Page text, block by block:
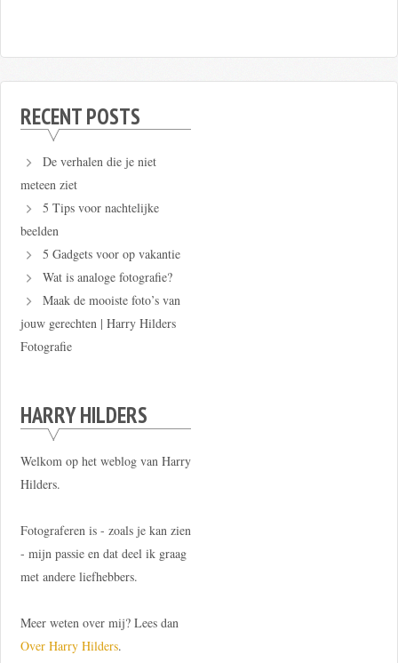
RECENT POSTS
De verhalen die je niet
meteen ziet
5 Tips voor nachtelijke
beelden
5 Gadgets voor op vakantie
Wat is analoge fotografie?
Maak de mooiste foto’s van
jouw gerechten | Harry Hilders
Fotografie
HARRY HILDERS
Welkom op het weblog van Harry
Hilders.
Fotograferen is - zoals je kan zien
- mijn passie en dat deel ik graag
met andere liefhebbers.
Meer weten over mij? Lees dan
Over Harry Hilders.